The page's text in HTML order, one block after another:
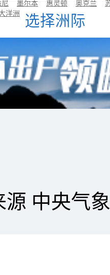
尼 墨尔本 惠灵顿 奥克兰
选择洲际
洋洲
源 中央气